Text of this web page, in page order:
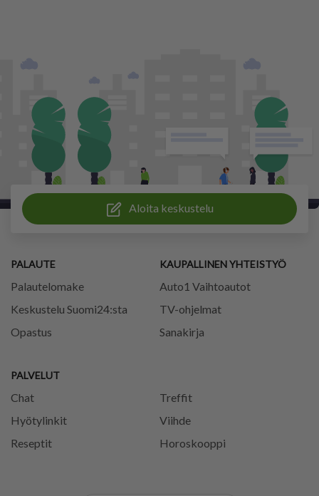
Aloita keskustelu
PALAUTE
Palautelomake
Keskustelu Suomi24:sta
Opastus
PALVELUT
Chat
Treffit
Hyötylinkit
Viihde
Reseptit
Horoskooppi
KAUPALLINEN YHTEISTYÖ
Auto1 Vaihtoautot
TV-ohjelmat
Sanakirja